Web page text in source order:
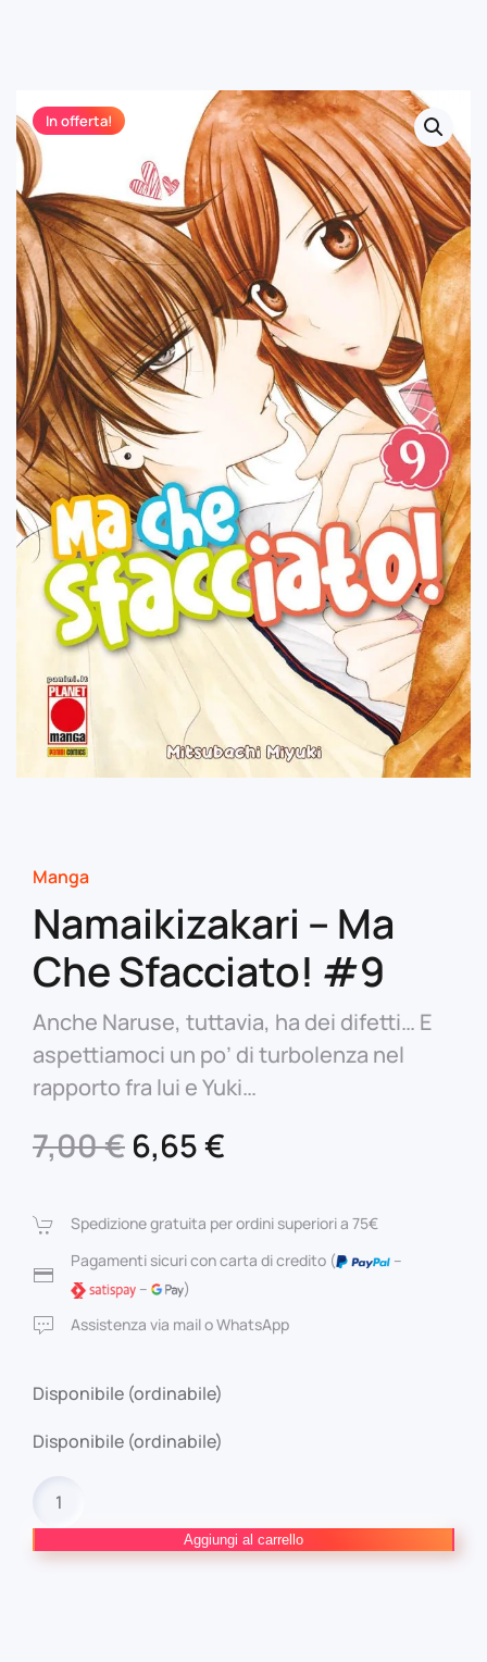
In offerta!
Manga
Namaikizakari – Ma
Che Sfacciato! #9
Anche Naruse, tuttavia, ha dei difetti… E
aspettiamoci un po’ di turbolenza nel
rapporto fra lui e Yuki…
7,00€ Il
originale
era:
7,00 €.
6,65€
attuale
è:
Spedizione gratuita per ordini superiori a 75€
Pagamenti sicuri con carta di credito (
–
–
)
Assistenza via mail o WhatsApp
Disponibile (ordinabile)
Disponibile (ordinabile)
Che
Aggiungi al carrello